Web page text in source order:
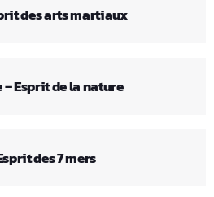
des arts martiaux
– Esprit de la nature
des 7 mers